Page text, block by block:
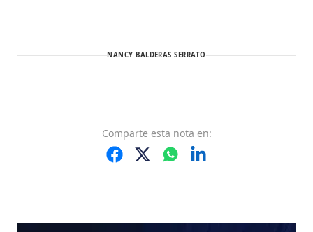
NANCY BALDERAS SERRATO
Comparte esta nota en: